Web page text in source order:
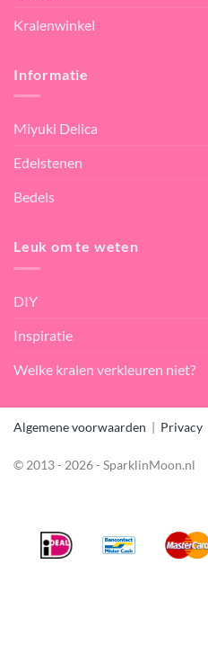
Kralenwinkel
Informatie
Miyuki Delica
Edelstenen
Bedels
Leuk om te weten
DIY
Inspiratie
Welke kralen verkleuren niet?
Algemene voorwaarden | Privacy
© 2013 - 2026 - SparklinMoon.nl